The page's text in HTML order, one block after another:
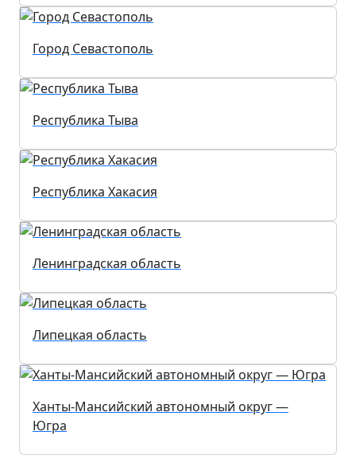
Город Севастополь
Республика Тыва
Республика Хакасия
Ленинградская область
Липецкая область
Ханты-Мансийский автономный округ —
Югра